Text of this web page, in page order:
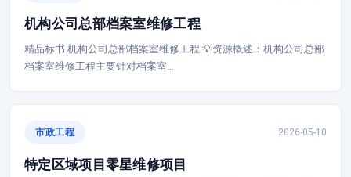
机构公司总部档案室维修工程
精品标书 机构公司总部档案室维修工程 💡资源概述：机构公司总部
档案室维修工程主要针对档案室…
市政工程 2026-05-10
特定区域项目零星维修项目